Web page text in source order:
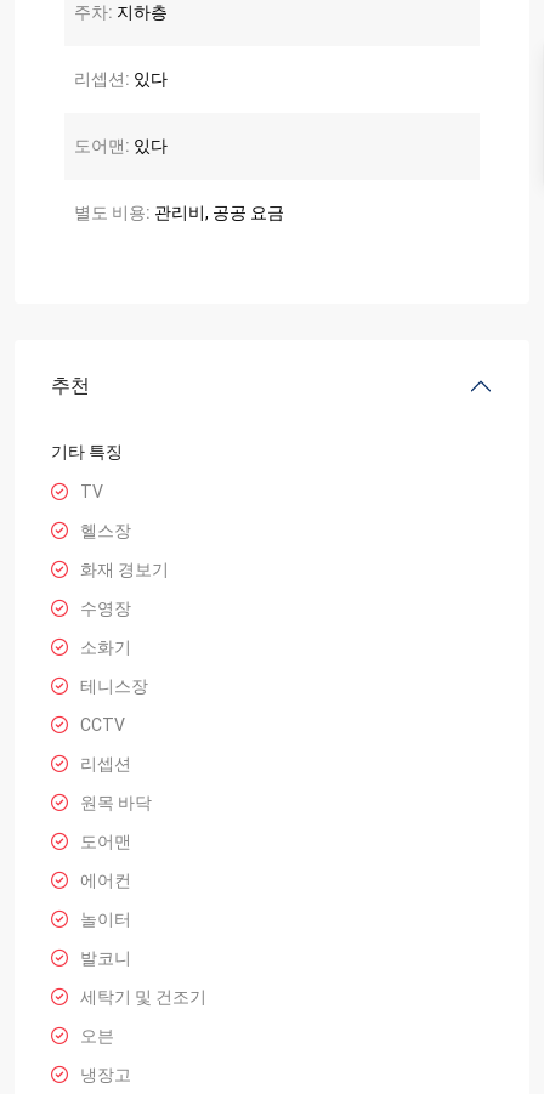
주차: 지하층
리셉션: 있다
도어맨: 있다
별도 비용: 관리비, 공공 요금
추천
기타 특징
TV
헬스장
화재 경보기
수영장
소화기
테니스장
CCTV
리셉션
원목 바닥
도어맨
에어컨
놀이터
발코니
세탁기 및 건조기
오븐
냉장고